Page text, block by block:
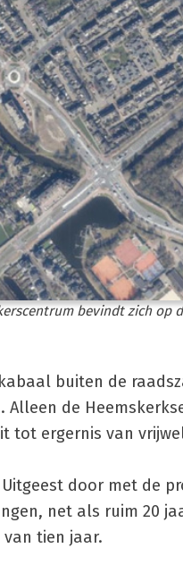
bevindt zich op
buiten de
de
tot ergernis van
door met de
net als ruim 20
van tien jaar.